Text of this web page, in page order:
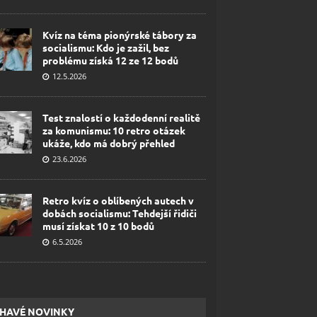
Kvíz na téma pionýrské tábory za
socialismu: Kdo je zažil, bez
problému získá 12 ze 12 bodů
12.5.2026
Test znalostí o každodenní realitě
za komunismu: 10 retro otázek
ukáže, kdo má dobrý přehled
23.6.2026
Retro kvíz o oblíbených autech v
dobách socialismu: Tehdejší řidiči
musí získat 10 z 10 bodů
6.5.2026
NOVINKY